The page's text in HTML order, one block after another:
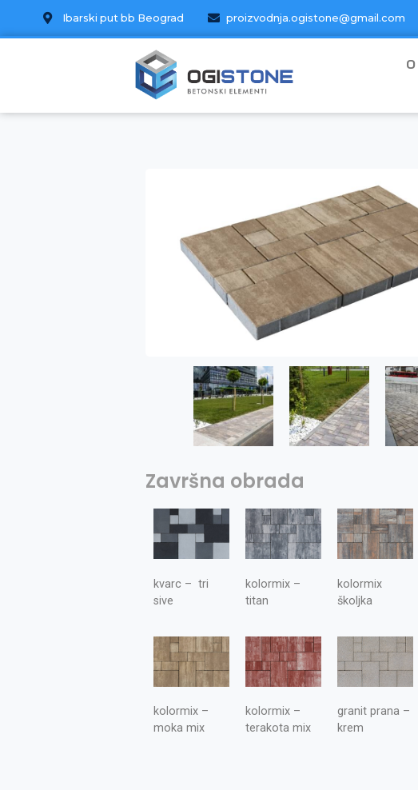
Ibarski put bb Beograd proizvodnja.ogistone@gmail.com
Završna obrada
kvarc – tri
sive
kolormix –
moka mix
kolormix –
titan
kolormix –
terakota mix
kolormix
školjka
granit prana –
krem